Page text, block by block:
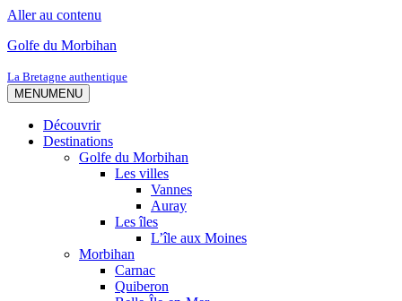
Aller au contenu
Golfe du Morbihan
La Bretagne authentique
MENUMENU
Découvrir
Destinations
Golfe du Morbihan
Les villes
Vannes
Auray
Les îles
L’île aux Moines
Morbihan
Carnac
Quiberon